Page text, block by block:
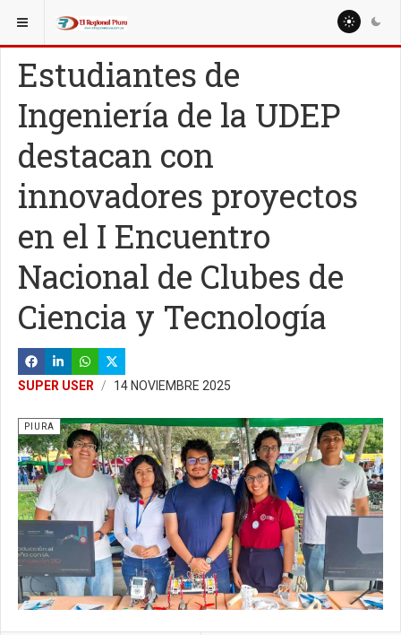
ESTÁ AQUÍ: REGIÓN PIURA
Estudiantes de
Ingeniería de la UDEP
destacan con
innovadores proyectos
en el I Encuentro
Nacional de Clubes de
Ciencia y Tecnología
SUPER USER 14 NOVIEMBRE 2025
PIURA